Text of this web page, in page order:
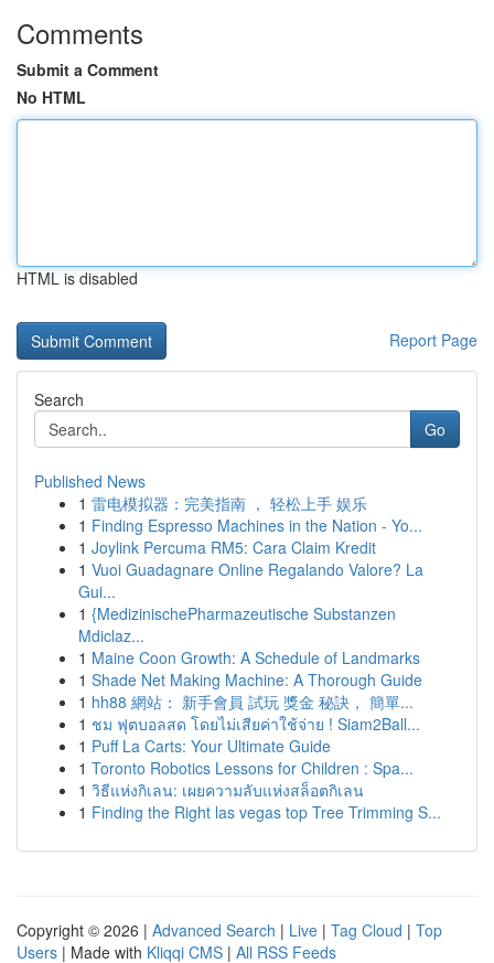
Comments
Submit a Comment
No HTML
HTML is disabled
Report Page
Search
Go
Published News
1 雷电模拟器：完美指南 ， 轻松上手 娱乐
1 Finding Espresso Machines in the Nation - Yo...
1 Joylink Percuma RM5: Cara Claim Kredit
1 Vuoi Guadagnare Online Regalando Valore? La
Gui...
1 {MedizinischePharmazeutische Substanzen
Mdiclaz...
1 Maine Coon Growth: A Schedule of Landmarks
1 Shade Net Making Machine: A Thorough Guide
1 hh88 網站： 新手會員 試玩 獎金 秘訣， 簡單...
1 ชม ฟุตบอลสด โดยไม่เสียค่าใช้จ่าย ! Siam2Ball...
1 Puff La Carts: Your Ultimate Guide
1 Toronto Robotics Lessons for Children : Spa...
1 วิธีแห่งกิเลน: เผยความลับแห่งสล็อตกิเลน
1 Finding the Right las vegas top Tree Trimming S...
Copyright © 2026 | Advanced Search | Live | Tag Cloud | Top
Users | Made with Kliqqi CMS | All RSS Feeds